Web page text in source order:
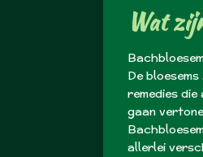
Wat
De
remedies
gaan
allerlei